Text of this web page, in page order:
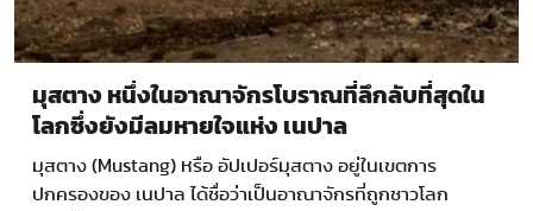
มุสตาง หนึ่งในอาณาจักรโบราณที่ลึกลับที่สุดใน
โลกซึ่งยังมีลมหายใจแห่ง เนปาล
มุสตาง (Mustang) หรือ อัปเปอร์มุสตาง อยู่ในเขตการ
ปกครองของ เนปาล ได้ชื่อว่าเป็นอาณาจักรที่ถูกชาวโลก